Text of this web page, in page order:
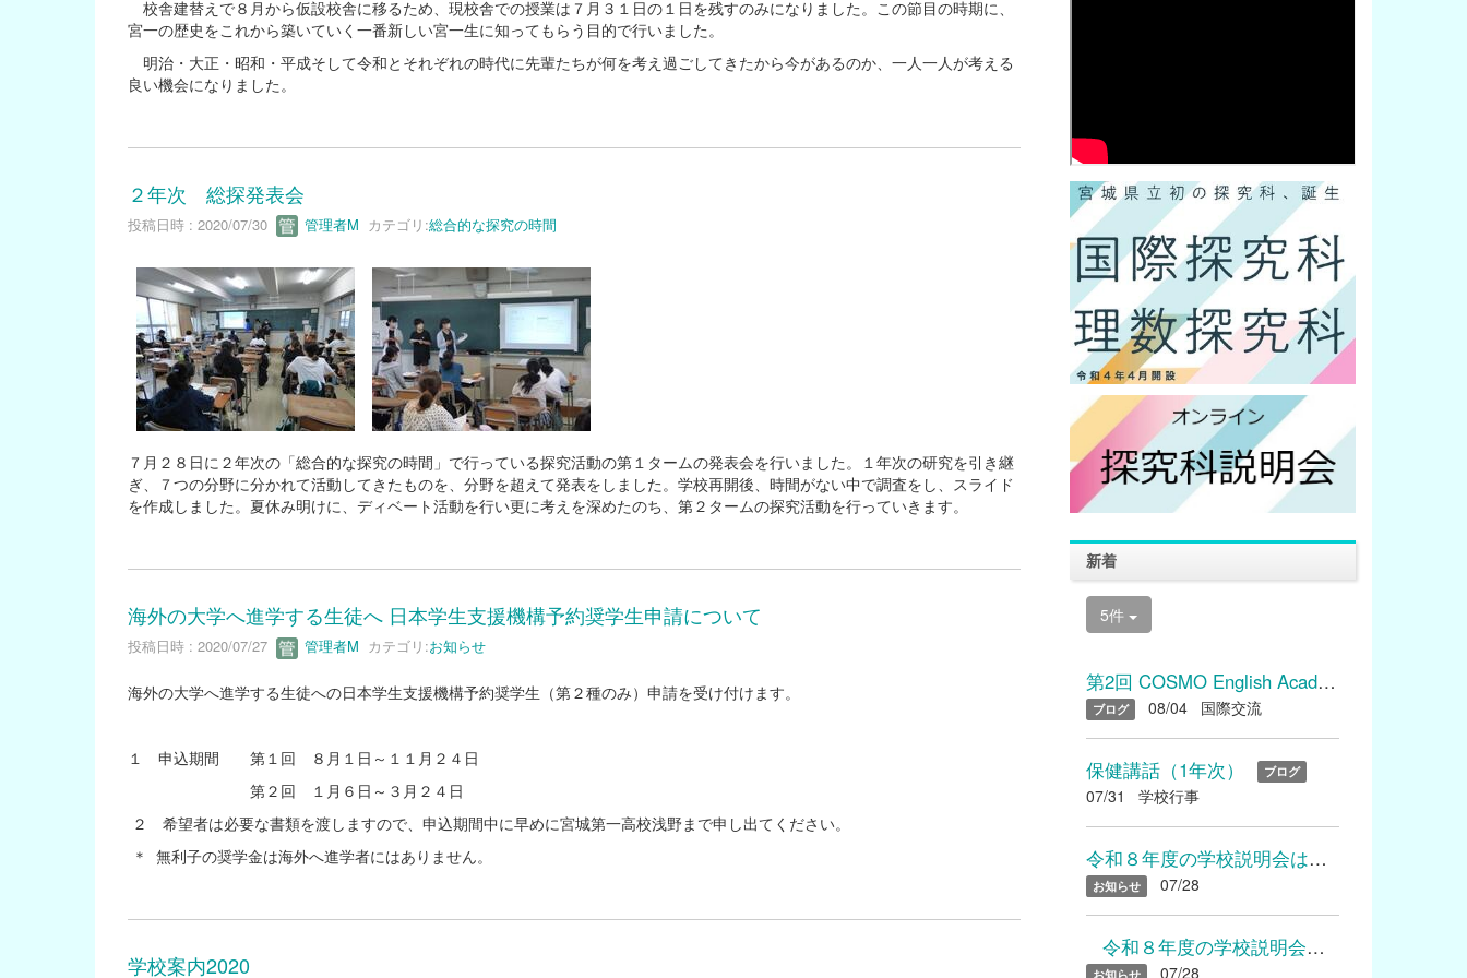
校舎建替えで８月から仮設校舎に移るため、現校舎での授業は７月３１日の１日を残すのみになりました。この節目の時期に、
宮一の歴史をこれから築いていく一番新しい宮一生に知ってもらう目的で行いました。
明治・大正・昭和・平成そして令和とそれぞれの時代に先輩たちが何を考え過ごしてきたから今があるのか、一人一人が考える
良い機会になりました。
２年次 総探発表会
投稿日時 : 2020/07/30 管理者M カテゴリ:総合的な探究の時間
７月２８日に２年次の「総合的な探究の時間」で行っている探究活動の第１タームの発表会を行いました。１年次の研究を引き継
ぎ、７つの分野に分かれて活動してきたものを、分野を超えて発表をしました。学校再開後、時間がない中で調査をし、スライド
を作成しました。夏休み明けに、ディベート活動を行い更に考えを深めたのち、第２タームの探究活動を行っていきます。
海外の大学へ進学する生徒へ 日本学生支援機構予約奨学生申請について
投稿日時 : 2020/07/27 管理者M カテゴリ:お知らせ
海外の大学へ進学する生徒への日本学生支援機構予約奨学生（第２種のみ）申請を受け付けます。
１ 申込期間 第１回 ８月１日～１１月２４日
第２回 １月６日～３月２４日
２ 希望者は必要な書類を渡しますので、申込期間中に早めに宮城第一高校浅野まで申し出てください。
＊ 無利子の奨学金は海外へ進学者にはありません。
学校案内2020
新着
5件
第2回 COSMO English Academyを開催しました
ブログ 08/04 国際交流
保健講話（1年次） ブログ
07/31 学校行事
令和８年度の学校説明会は終了いたしました たくさんのご参加あり...
お知らせ 07/28
令和８年度の学校説明会は終了いたしました たくさんのご参加...
お知らせ 07/28